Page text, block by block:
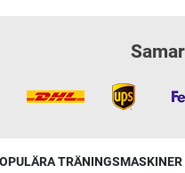
TRÄNINGSMASKINER